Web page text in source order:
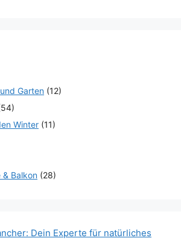
Garten (12)
Winter (11)
& Balkon (28)
Dein Experte für natürliches